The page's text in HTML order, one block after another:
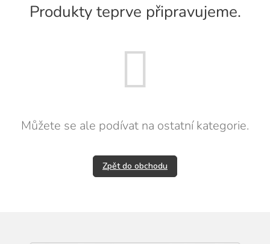
Produkty teprve připravujeme.
Můžete se ale podívat na ostatní kategorie.
Zpět do obchodu